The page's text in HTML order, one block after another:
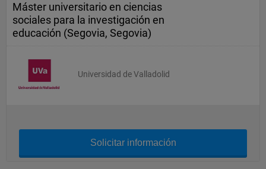
Máster universitario en ciencias
sociales para la investigación en
educación (Segovia, Segovia)
Universidad de Valladolid
Solicitar información